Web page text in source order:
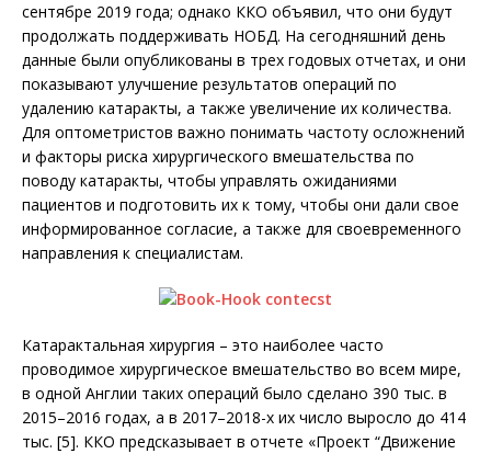
сентябре 2019 года; однако ККО объявил, что они будут
продолжать поддерживать НОБД. На сегодняшний день
данные были опубликованы в трех годовых отчетах, и они
показывают улучшение результатов операций по
удалению катаракты, а также увеличение их количества.
Для оптометристов важно понимать частоту осложнений
и факторы риска хирургического вмешательства по
поводу катаракты, чтобы управлять ожиданиями
пациентов и подготовить их к тому, чтобы они дали свое
информированное согласие, а также для своевременного
направления к специалистам.
Катарактальная хирургия – это наиболее часто
проводимое хирургическое вмешательство во всем мире,
в одной Англии таких операций было сделано 390 тыс. в
2015–2016 годах, а в 2017–2018-х их число выросло до 414
тыс. [5]. ККО предсказывает в отчете «Проект “Движение